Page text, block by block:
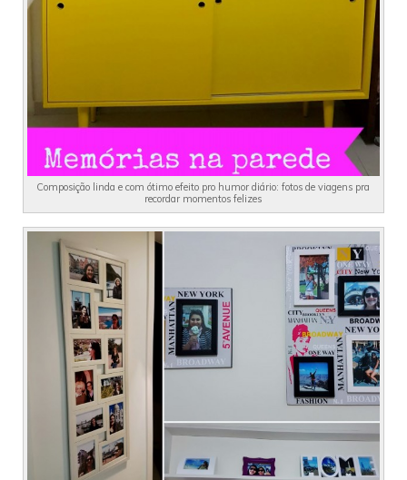
Composição linda e com ótimo efeito pro humor diário: fotos de viagens pra
recordar momentos felizes